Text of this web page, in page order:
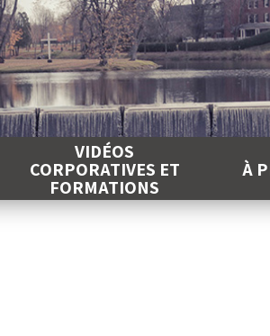
VIDÉOS
CORPORATIVES ET
FORMATIONS
À